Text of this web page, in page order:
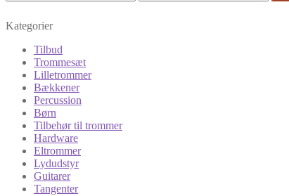
Kategorier
Tilbud
Trommesæt
Lilletrommer
Bækkener
Percussion
Børn
Tilbehør til trommer
Hardware
Eltrommer
Lydudstyr
Guitarer
Tangenter